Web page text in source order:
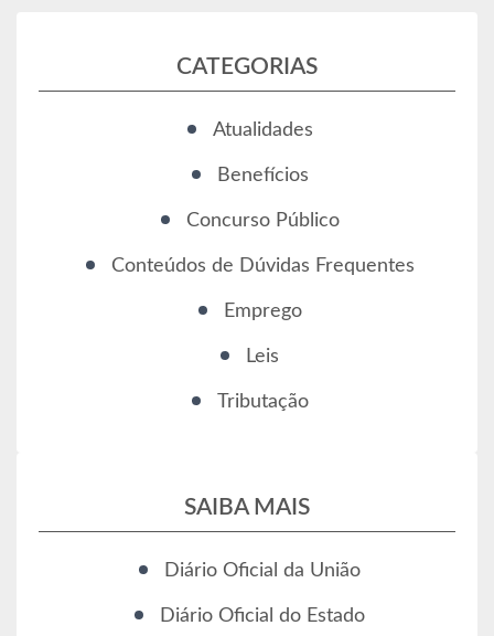
CATEGORIAS
Atualidades
Benefícios
Concurso Público
Conteúdos de Dúvidas Frequentes
Emprego
Leis
Tributação
SAIBA MAIS
Diário Oficial da União
Diário Oficial do Estado